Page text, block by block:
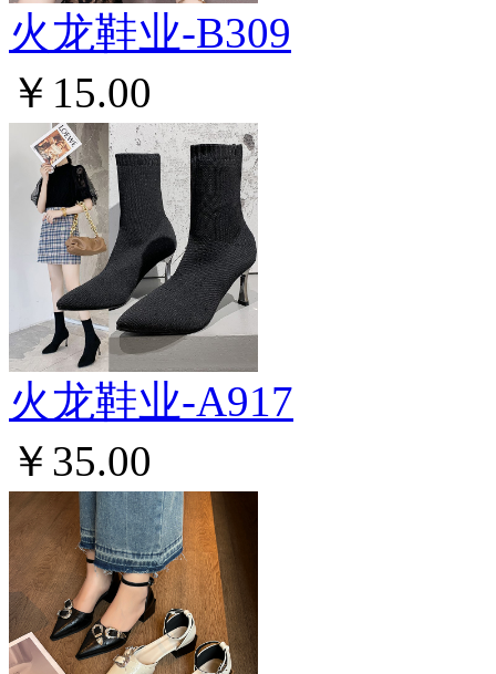
火龙鞋业-B309
￥15.00
火龙鞋业-A917
￥35.00